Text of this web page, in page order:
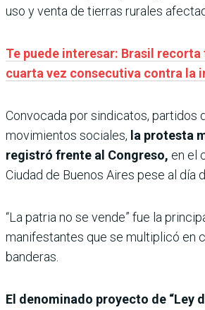
uso y venta de tierras rurales
Te puede interesar: Brasil
cuarta vez consecutiva contra la
Convocada por sindicatos, partidos
movimientos sociales, la protesta
registró frente al Congreso, en el
Ciudad de Buenos Aires pese al día
“La patria no se vende” fue la
manifestantes que se multiplicó en
banderas.
El denominado proyecto de “Ley